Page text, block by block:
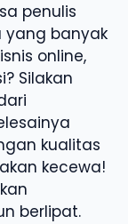
penulis
yang banyak
online,
Silakan
kualitas
kecewa!
berlipat.